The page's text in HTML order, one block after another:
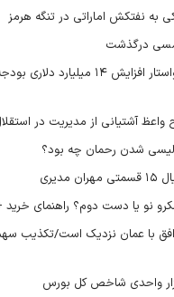
به نفتکش اماراتی در تنگه هرمز
مسی درگذشت
نتانیاهو خواستار افزایش ۱۴
واعظ آشتیانی از مدیریت در
شدن رحمان چه بود؟
نو یا دست دوم؟ راهنمای خرید